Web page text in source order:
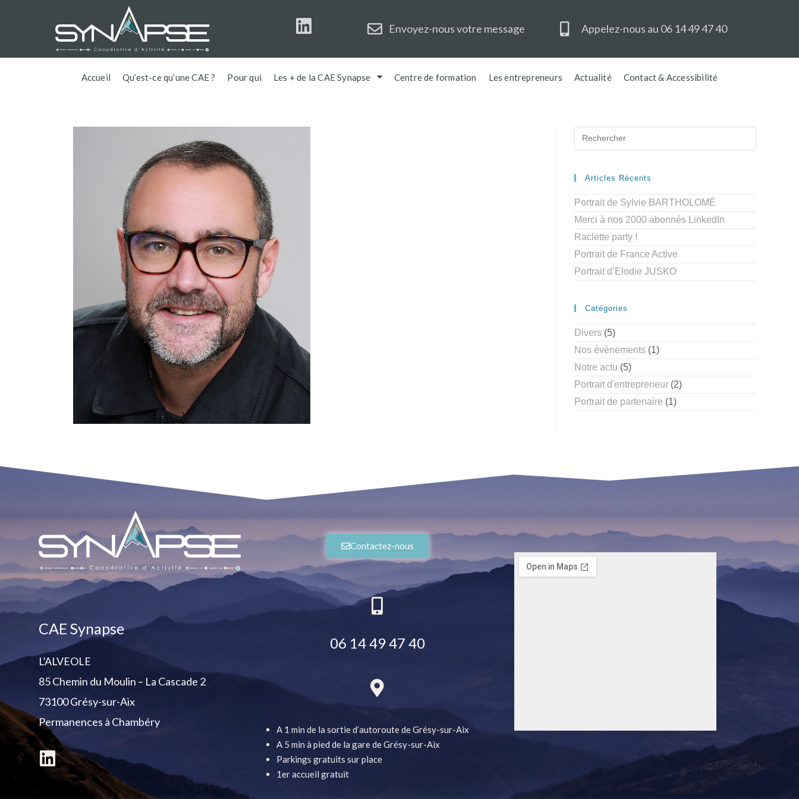
Envoyez-nous votre message Appelez-nous au 06 14 49 47 40
Accueil Qu’est-ce qu’une CAE ? Pour qui Les + de la CAE Synapse Centre de formation Les entrepreneurs Actualité Contact & Accessibilité
Articles Récents
Portrait de Sylvie BARTHOLOMÉ
Merci à nos 2000 abonnés LinkedIn
Raclette party !
Portrait de France Active
Portrait d’Elodie JUSKO
Catégories
Divers (5)
Nos évènements (1)
Notre actu (5)
Portrait d'entrepreneur (2)
Portrait de partenaire (1)
CAE Synapse
L’ALVEOLE
85 Chemin du Moulin – La Cascade 2
73100 Grésy-sur-Aix
Permanences à Chambéry
Contactez-nous
06 14 49 47 40
A 1 min de la sortie d’autoroute de Grésy-sur-Aix
A 5 min à pied de la gare de Grésy-sur-Aix
Parkings gratuits sur place
1er accueil gratuit